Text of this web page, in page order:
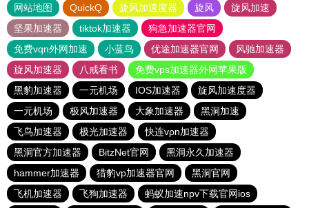
网站地图 QuickQ 旋风加速度器 旋风
旋风加速
坚果加速器
tiktok加速器
狗急加速器官网
免费vqn外网加速
小蓝鸟 优途加速器官网
风驰加速器
旋风加速器
八戒看书
免费vps加速器外网苹果版
黑豹加速器
一元机场 IOS加速器
旋风加速度器
一元机场
极风加速器 大象加速器
黑洞加速
飞鸟加速器
极光加速器
快连vρn加速器
黑洞官方加速器
BitzNet官网
黑洞永久加速器
hammer加速器
猎豹vp加速器官网
黑洞官网
飞机加速器
飞狗加速器
蚂蚁加速npv下载官网ios